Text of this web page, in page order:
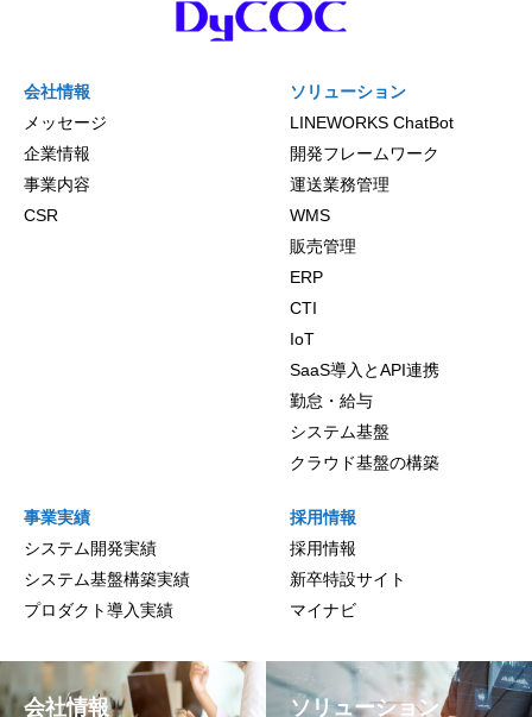
会社情報
メッセージ
企業情報
事業内容
CSR
ソリューション
LINEWORKS ChatBot
開発フレームワーク
運送業務管理
WMS
販売管理
ERP
CTI
IoT
SaaS導入とAPI連携
勤怠・給与
システム基盤
クラウド基盤の構築
事業実績
システム開発実績
システム基盤構築実績
プロダクト導入実績
採用情報
採用情報
新卒特設サイト
マイナビ
会社情報 ソリューション